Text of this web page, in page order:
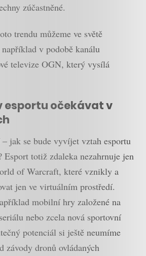
zúčastněné.
trendu můžeme ve světě
v podobě kanálu
televize OGN, který vysílá
esportu očekávat v
jak se bude vyvíjet vztah esportu
Esport totiž zdaleka nezahrnuje jen
of Warcraft, které vznikly a
jen ve virtuálním prostředí.
mobilní hry založené na
nebo zcela nová sportovní
potenciál si ještě neumíme
závody dronů ovládaných